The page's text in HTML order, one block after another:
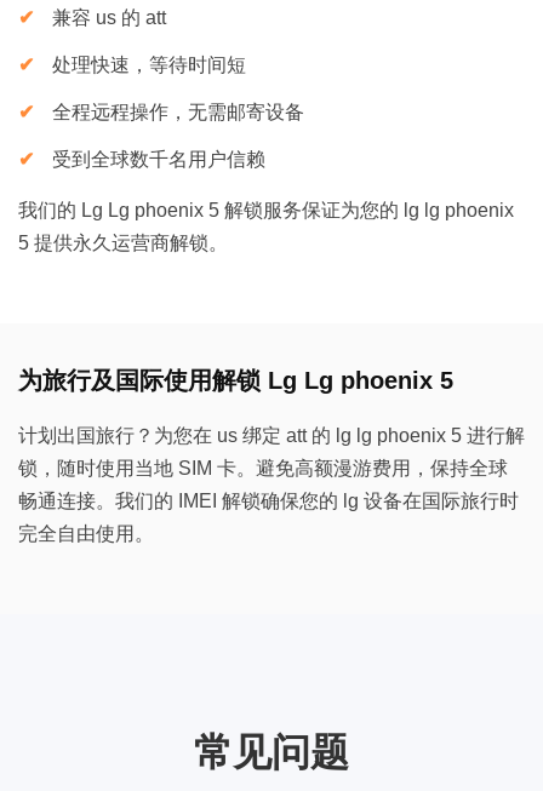
兼容 us 的 att
处理快速，等待时间短
全程远程操作，无需邮寄设备
受到全球数千名用户信赖
我们的 Lg Lg phoenix 5 解锁服务保证为您的 lg lg phoenix
5 提供永久运营商解锁。
为旅行及国际使用解锁 Lg Lg phoenix 5
计划出国旅行？为您在 us 绑定 att 的 lg lg phoenix 5 进行解
锁，随时使用当地 SIM 卡。避免高额漫游费用，保持全球
畅通连接。我们的 IMEI 解锁确保您的 lg 设备在国际旅行时
完全自由使用。
常见问题